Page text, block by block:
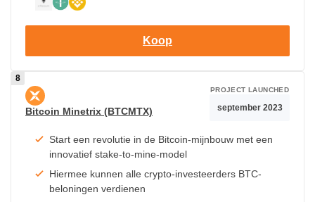
Koop
Bitcoin Minetrix (BTCMTX)
Start een revolutie in de Bitcoin-mijnbouw met een
innovatief stake-to-mine-model
Hiermee kunnen alle crypto-investeerders BTC-
beloningen verdienen
PROJECT LAUNCHED
september 2023